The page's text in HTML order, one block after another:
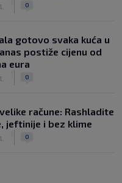
0
gotovo svaka kuća u
postiže cijenu od
eura
0
račune: Rashladite
jeftinije i bez klime
0